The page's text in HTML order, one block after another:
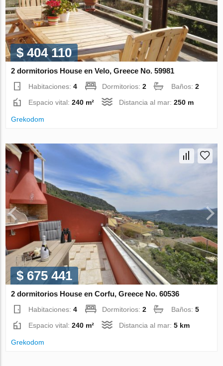
$ 404 110
2 dormitorios House en Velo, Greece No. 59981
Habitaciones:4 Dormitorios:2 Baños:2
Espacio vital:240 m² Distancia al mar:250 m
Grekodom
$ 675 441
2 dormitorios House en Corfu, Greece No. 60536
Habitaciones:4 Dormitorios:2 Baños:5
Espacio vital:240 m² Distancia al mar:5 km
Grekodom